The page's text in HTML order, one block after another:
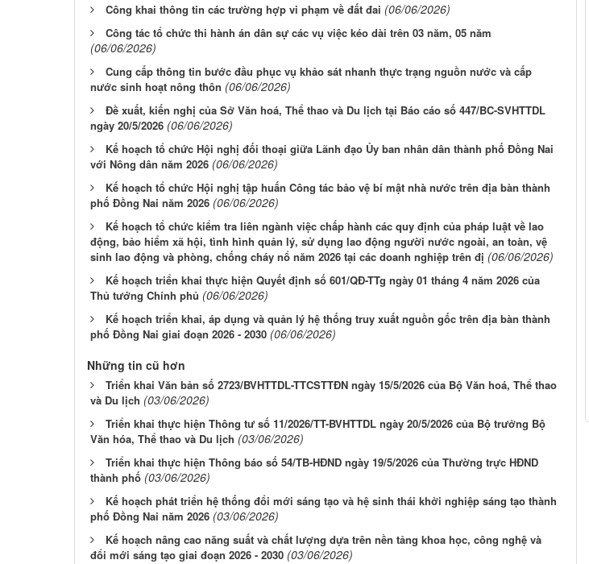
Công khai thông tin các trường hợp vi phạm về đất đai (06/06/2026)
Công tác tổ chức thi hành án dân sự các vụ việc kéo dài trên 03 năm, 05 năm
(06/06/2026)
Cung cấp thông tin bước đầu phục vụ khảo sát nhanh thực trạng nguồn nước và cấp
nước sinh hoạt nông thôn (06/06/2026)
Đề xuất, kiến nghị của Sở Văn hoá, Thể thao và Du lịch tại Báo cáo số 447/BC-SVHTTDL
ngày 20/5/2026 (06/06/2026)
Kế hoạch tổ chức Hội nghị đối thoại giữa Lãnh đạo Ủy ban nhân dân thành phố Đồng Nai
với Nông dân năm 2026 (06/06/2026)
Kế hoạch tổ chức Hội nghị tập huấn Công tác bảo vệ bí mật nhà nước trên địa bàn thành
phố Đồng Nai năm 2026 (06/06/2026)
Kế hoạch tổ chức kiểm tra liên ngành việc chấp hành các quy định của pháp luật về lao
động, bảo hiểm xã hội, tình hình quản lý, sử dụng lao động người nước ngoài, an toàn, vệ
sinh lao động và phòng, chống cháy nổ năm 2026 tại các doanh nghiệp trên đị (06/06/2026)
Kế hoạch triển khai thực hiện Quyết định số 601/QĐ-TTg ngày 01 tháng 4 năm 2026 của
Thủ tướng Chính phủ (06/06/2026)
Kế hoạch triển khai, áp dụng và quản lý hệ thống truy xuất nguồn gốc trên địa bàn thành
phố Đồng Nai giai đoạn 2026 - 2030 (06/06/2026)
Những tin cũ hơn
Triển khai Văn bản số 2723/BVHTTDL-TTCSTTĐN ngày 15/5/2026 của Bộ Văn hoá, Thể thao
và Du lịch (03/06/2026)
Triển khai thực hiện Thông tư số 11/2026/TT-BVHTTDL ngày 20/5/2026 của Bộ trưởng Bộ
Văn hóa, Thể thao và Du lịch (03/06/2026)
Triển khai thực hiện Thông báo số 54/TB-HĐND ngày 19/5/2026 của Thường trực HĐND
thành phố (03/06/2026)
Kế hoạch phát triển hệ thống đổi mới sáng tạo và hệ sinh thái khởi nghiệp sáng tạo thành
phố Đồng Nai năm 2026 (03/06/2026)
Kế hoạch nâng cao năng suất và chất lượng dựa trên nền tảng khoa học, công nghệ và
đổi mới sáng tạo giai đoạn 2026 - 2030 (03/06/2026)